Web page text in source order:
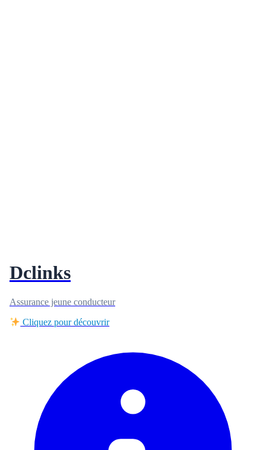
Dclinks
Assurance jeune conducteur
Cliquez pour découvrir